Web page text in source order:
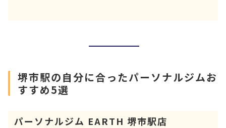
堺市駅の自分に合ったパーソナルジムお
すすめ5選
パーソナルジム EARTH 堺市駅店